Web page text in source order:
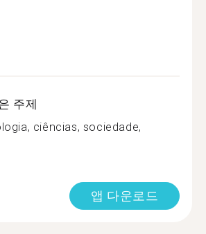
주제
ciências, sociedade,
앱 다운로드